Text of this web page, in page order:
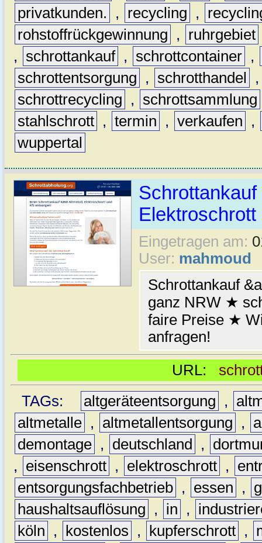
privatkunden.
, recycling ,
rohstoffrückgewinnung
, ruhrgebiet
,
schrottankauf , schrottcontainer ,
schrottentsorgung
, schrotthandel
schrottrecycling
, schrottsammlung
stahlschrott , termin , verkaufen
,
wuppertal
Schrottankauf
Elektroschrott
Eingetragen am:
User: mahmoud
Schrottankauf
ganz NRW ★
faire Preise ★
anfragen!
URL:
TAGs:
altgeräteentsorgung ,
altmetalle , altmetallentsorgung ,
demontage , deutschland ,
,
eisenschrott , elektroschrott ,
entsorgungsfachbetrieb , essen ,
haushaltsauflösung
, in ,
köln
, kostenlos , kupferschrott ,